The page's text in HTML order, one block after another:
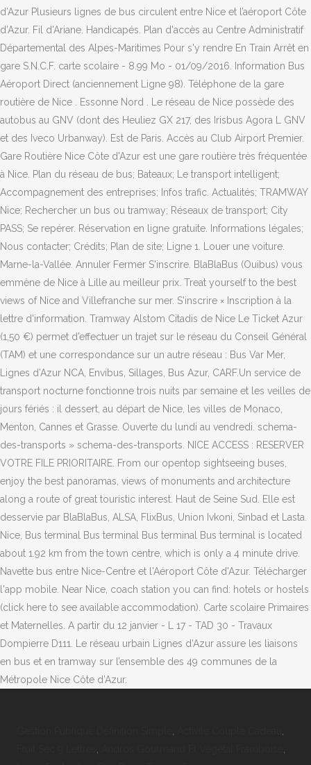
d’Azur Plusieurs lignes de bus circulent entre Nice et l’aéroport Côte
d’Azur. Fil d'Ariane. Handicapés. Plan d'accès au Centre Administratif
Départemental des Alpes-Maritimes Pour s'y rendre En Train Arrêt en
gare S.N.C.F. carte scolaire - 8.99 Mo - 01/09/2016. Information Bus
Aéroport Direct (anciennement Ligne 98). Téléphone de la gare
routière de Nice . Essonne Nord . Le réseau de Nice possède des
autobus au GNV (dont des Heuliez GX 217, des Irisbus Agora L GNV
et des Iveco Urbanway). Est de Paris. Accès au Club Airport Premier.
Gare Routière Nice Côte d'Azur est une gare routière très fréquentée
à Nice. Plan du réseau de bus; Bateaux; Le transport intelligent;
Accompagnement des entreprises; Infos trafic. Actualités; TRAMWAY
Nice; Rechercher un bus ou tramway; Réseaux de transport; City
PASS; Se repérer. Réservation en ligne gratuite. Informations légales;
Nous contacter; Crédits; Plan de site; Ligne 1. Louer une voiture.
Marne-la-Vallée. Annuler Fermer S'inscrire. BlaBlaBus (Ouibus) vous
emmène de Nice à Lille au meilleur prix. Treat yourself to the best
views of Nice and Villefranche sur mer. S'inscrire × Inscription à la
lettre d'information. Tramway Alstom Citadis de Nice Le Ticket Azur
(1,50 €) permet d’effectuer un trajet sur le réseau du Conseil Général
(TAM) et une correspondance sur un autre réseau : Bus Var Mer,
Lignes d’Azur NCA, Envibus, Sillages, Bus Azur, CARF.Un service de
transport nocturne fonctionne trois nuits par semaine et les veilles de
jours fériés : il dessert, au départ de Nice, les villes de Monaco,
Menton, Cannes et Grasse. Ouverte du lundi au vendredi. schema-
des-transports » schema-des-transports. NICE ACCESS : RESERVER
VOTRE FILE PRIORITAIRE. From our opentop sightseeing buses,
enjoy the best panoramas, views of monuments and architecture
along a route of great touristic interest. Haut de Seine Sud. Elle est
desservie par BlaBlaBus, ALSA, FlixBus, Union Ivkoni, Sinbad et Lasta.
Nice, Bus terminal Bus terminal Bus terminal Bus terminal is located
about 1.92 km from the town centre, which is only a 4 minute drive.
Navette bus entre Nice-Centre et l'Aéroport Côte d'Azur. Télécharger
l'app mobile. Near Nice, coach station you can find: hotels or hostels
(click here to see available accommodation). Carte scolaire Primaires
et Maternelles. A partir du 12 janvier - L 17 - TAD 30 - Travaux
Dompierre D111. Le réseau urbain Lignes d’Azur assure les liaisons
en bus et en tramway sur l’ensemble des 49 communes de la
Métropole Nice Côte d’Azur.